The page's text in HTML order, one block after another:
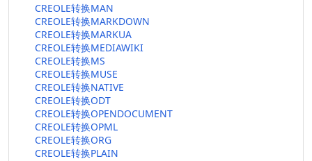
CREOLE转换MAN
CREOLE转换MARKDOWN
CREOLE转换MARKUA
CREOLE转换MEDIAWIKI
CREOLE转换MS
CREOLE转换MUSE
CREOLE转换NATIVE
CREOLE转换ODT
CREOLE转换OPENDOCUMENT
CREOLE转换OPML
CREOLE转换ORG
CREOLE转换PLAIN